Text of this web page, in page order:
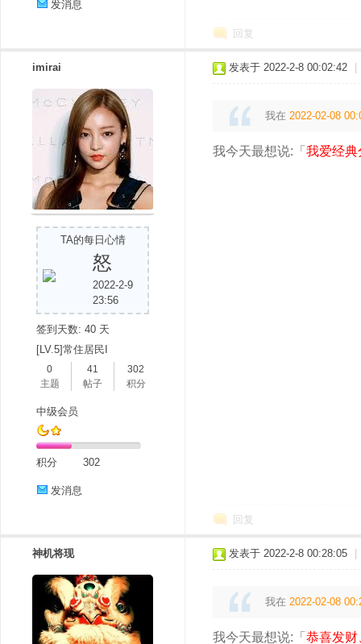
发消息
回复
imirai
TA的每日心情
怒
2022-2-9
23:56
签到天数: 40 天
[LV.5]常住居民I
0
主题
41
帖子
302
积分
中级会员
积分 302
发消息
发表于 2022-2-8 00:02:42
我在 2022-02-08
我今天最想说:「 我爱经典
回复
神机将现 发表于 2022-2-8 00:28:05
我在 2022-02-08
我今天最想说:「 恭喜发财